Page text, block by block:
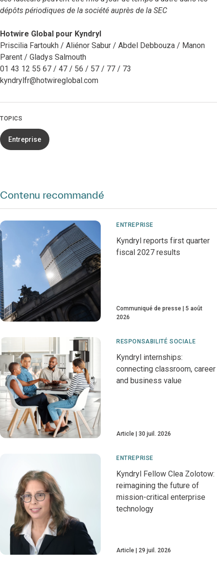
dépôts périodiques de la société auprès de la SEC
Hotwire Global pour Kyndryl
Priscilia Fartoukh / Aliénor Sabur / Abdel Debbouza / Manon
Parent / Gladys Salmouth
01 43 12 55 67 / 47 / 56 / 57 / 77 / 73
kyndrylfr@hotwireglobal.com
TOPICS
Entreprise
Contenu recommandé
ENTREPRISE
Kyndryl reports first quarter
fiscal 2027 results
Communiqué de presse
5 août
2026
RESPONSABILITÉ SOCIALE
Kyndryl internships:
connecting classroom, career
and business value
Article 30 juil. 2026
ENTREPRISE
Kyndryl Fellow Clea Zolotow:
reimagining the future of
mission-critical enterprise
technology
Article 29 juil. 2026